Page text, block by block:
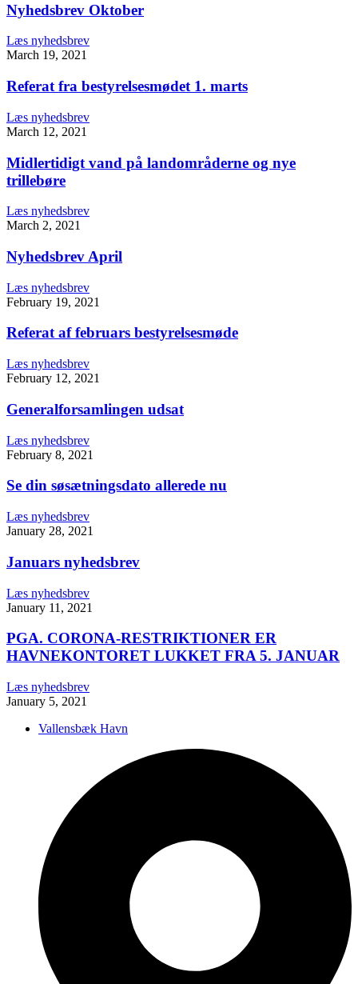
Nyhedsbrev Oktober
Læs nyhedsbrev
March 19, 2021
Referat fra bestyrelsesmødet 1. marts
Læs nyhedsbrev
March 12, 2021
Midlertidigt vand på landområderne og nye
trillebøre
Læs nyhedsbrev
March 2, 2021
Nyhedsbrev April
Læs nyhedsbrev
February 19, 2021
Referat af februars bestyrelsesmøde
Læs nyhedsbrev
February 12, 2021
Generalforsamlingen udsat
Læs nyhedsbrev
February 8, 2021
Se din søsætningsdato allerede nu
Læs nyhedsbrev
January 28, 2021
Januars nyhedsbrev
Læs nyhedsbrev
January 11, 2021
PGA. CORONA-RESTRIKTIONER ER
HAVNEKONTORET LUKKET FRA 5. JANUAR
Læs nyhedsbrev
January 5, 2021
Vallensbæk Havn